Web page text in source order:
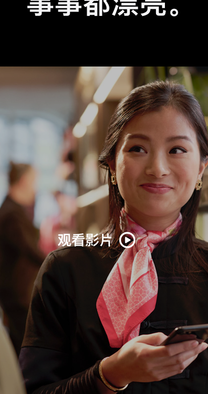
观看影片关
于
Rituals